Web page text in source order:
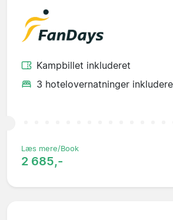
Kampbillet inkluderet
3 hotelovernatninger
Læs mere/Book
2 685,-